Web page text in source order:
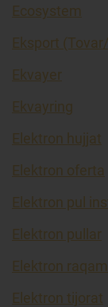
Ecosystem
Eksport
Ekvayer
Ekvayring
Elektron hujjat
Elektron oferta
Elektron pul
Elektron pullar
Elektron
Elektron tijorat